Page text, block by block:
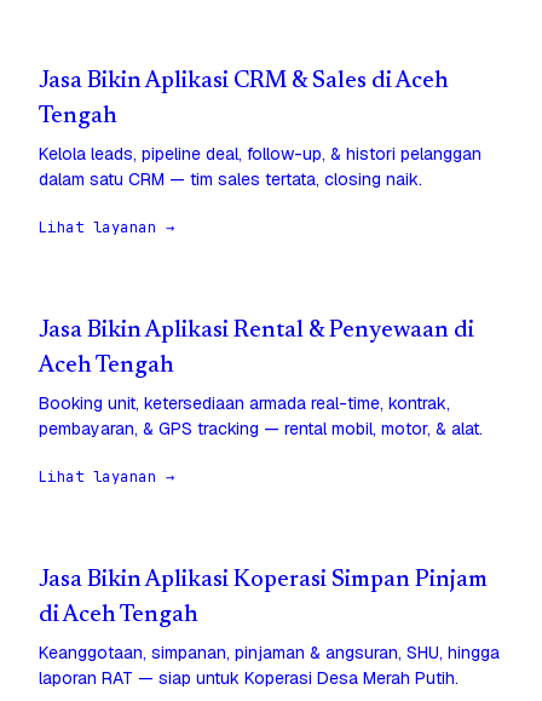
Jasa Bikin Aplikasi CRM & Sales di Aceh
Tengah
Kelola leads, pipeline deal, follow-up, & histori pelanggan
dalam satu CRM — tim sales tertata, closing naik.
Lihat layanan →
Jasa Bikin Aplikasi Rental & Penyewaan di
Aceh Tengah
Booking unit, ketersediaan armada real-time, kontrak,
pembayaran, & GPS tracking — rental mobil, motor, & alat.
Lihat layanan →
Jasa Bikin Aplikasi Koperasi Simpan Pinjam
di Aceh Tengah
Keanggotaan, simpanan, pinjaman & angsuran, SHU, hingga
laporan RAT — siap untuk Koperasi Desa Merah Putih.